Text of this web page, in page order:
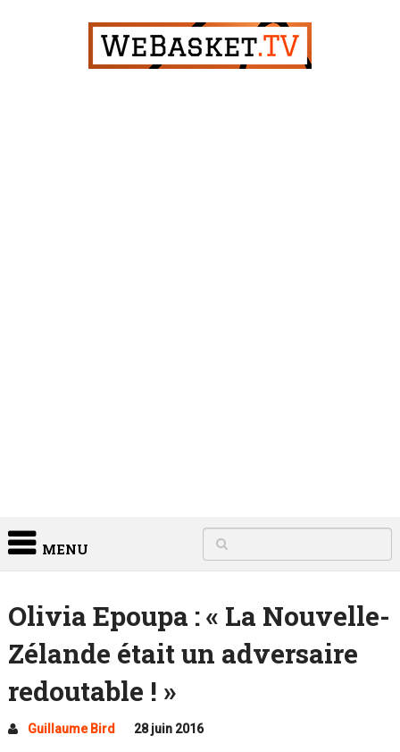
MENU
Olivia Epoupa : « La Nouvelle-
Zélande était un adversaire
redoutable ! »
Guillaume Bird 28 juin 2016